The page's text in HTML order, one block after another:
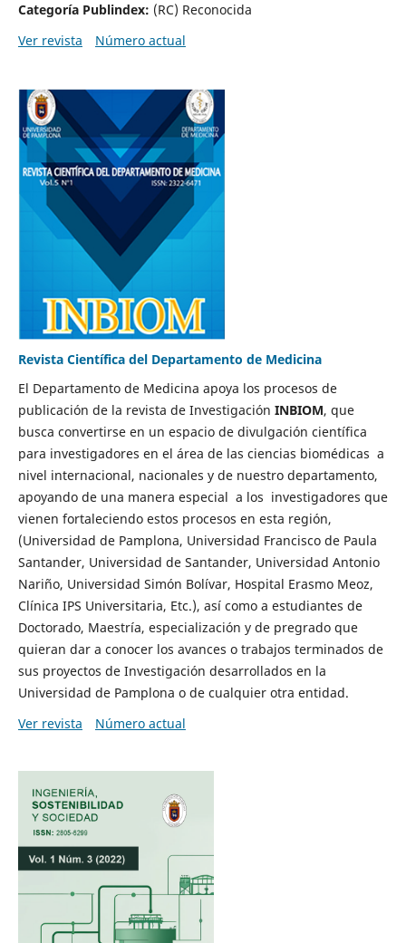
Categoría Publindex: (RC) Reconocida
Ver revista
Número actual
Revista Científica del Departamento de Medicina
El Departamento de Medicina apoya los procesos de
publicación de la revista de Investigación INBIOM, que
busca convertirse en un espacio de divulgación científica
para investigadores en el área de las ciencias biomédicas a
nivel internacional, nacionales y de nuestro departamento,
apoyando de una manera especial a los investigadores que
vienen fortaleciendo estos procesos en esta región,
(Universidad de Pamplona, Universidad Francisco de Paula
Santander, Universidad de Santander, Universidad Antonio
Nariño, Universidad Simón Bolívar, Hospital Erasmo Meoz,
Clínica IPS Universitaria, Etc.), así como a estudiantes de
Doctorado, Maestría, especialización y de pregrado que
quieran dar a conocer los avances o trabajos terminados de
sus proyectos de Investigación desarrollados en la
Universidad de Pamplona o de cualquier otra entidad.
Ver revista
Número actual